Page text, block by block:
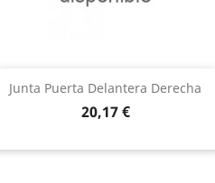
Junta Puerta Delantera Derecha
Precio
20,17 €
Vista rápida